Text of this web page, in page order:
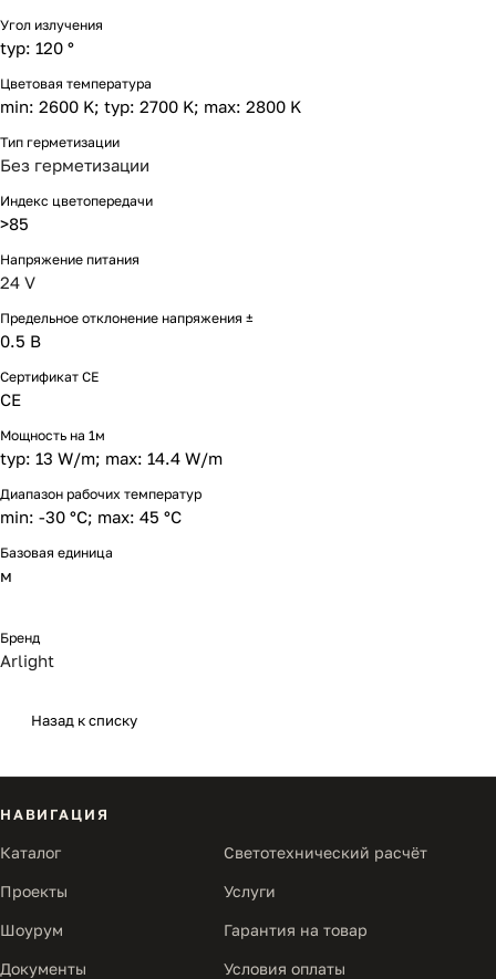
Угол излучения
typ: 120 °
Цветовая температура
min: 2600 K; typ: 2700 K; max: 2800 K
Тип герметизации
Без герметизации
Индекс цветопередачи
>85
Напряжение питания
24 V
Предельное отклонение напряжения ±
0.5 В
Сертификат CE
CE
Мощность на 1м
typ: 13 W/m; max: 14.4 W/m
Диапазон рабочих температур
min: -30 °C; max: 45 °C
Базовая единица
м
Бренд
Arlight
Назад к списку
НАВИГАЦИЯ
Каталог Светотехнический расчёт
Проекты Услуги
Шоурум Гарантия на товар
Документы Условия оплаты